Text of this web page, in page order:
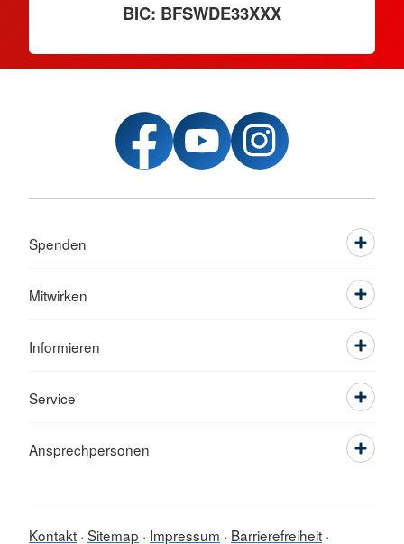
BIC: BFSWDE33XXX
Spenden
Mitwirken
Informieren
Service
Ansprechpersonen
Kontakt Sitemap Impressum Barrierefreiheit